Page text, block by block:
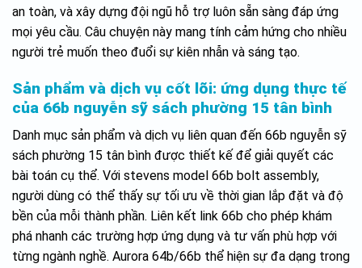
an toàn, và xây dựng đội ngũ hỗ trợ luôn sẵn sàng đáp ứng
mọi yêu cầu. Câu chuyện này mang tính cảm hứng cho nhiều
người trẻ muốn theo đuổi sự kiên nhẫn và sáng tạo.
Sản phẩm và dịch vụ cốt lõi: ứng dụng thực tế
của 66b nguyễn sỹ sách phường 15 tân bình
Danh mục sản phẩm và dịch vụ liên quan đến 66b nguyễn sỹ
sách phường 15 tân bình được thiết kế để giải quyết các
bài toán cụ thể. Với stevens model 66b bolt assembly,
người dùng có thể thấy sự tối ưu về thời gian lắp đặt và độ
bền của mỗi thành phần. Liên kết link 66b cho phép khám
phá nhanh các trường hợp ứng dụng và tư vấn phù hợp với
từng ngành nghề. Aurora 64b/66b thể hiện sự đa dạng trong